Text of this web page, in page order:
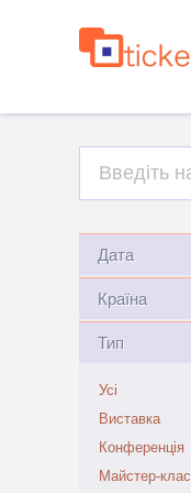
Дата
Країна
Тип
Усі
Виставка
Конференція
Майстер-клас